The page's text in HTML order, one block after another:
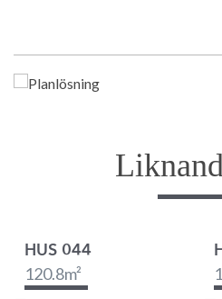
HUS 044
120.8m²